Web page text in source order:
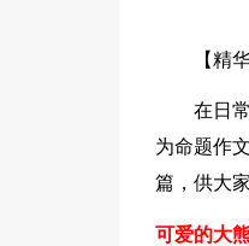
【精
在日
为命题作
篇，供大
可爱的大